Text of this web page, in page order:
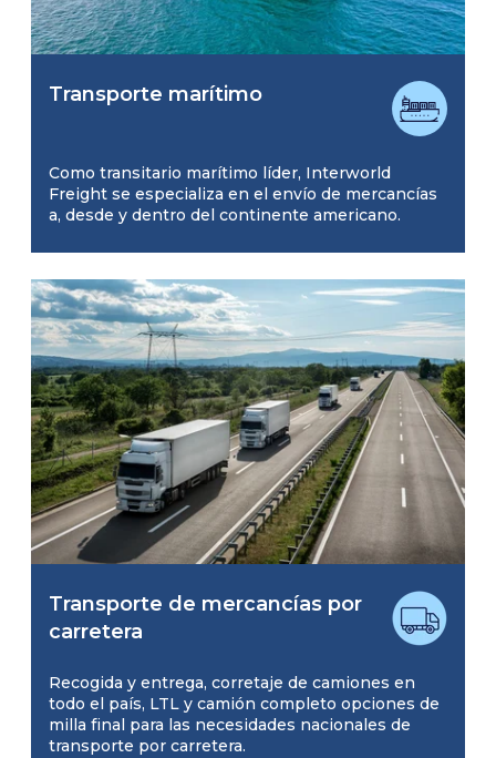
Transporte marítimo
Como transitario marítimo líder, Interworld
Freight se especializa en el envío de mercancías
a, desde y dentro del continente americano.
Transporte de mercancías por
carretera
Recogida y entrega, corretaje de camiones en
todo el país, LTL y camión completo opciones de
milla final para las necesidades nacionales de
transporte por carretera.